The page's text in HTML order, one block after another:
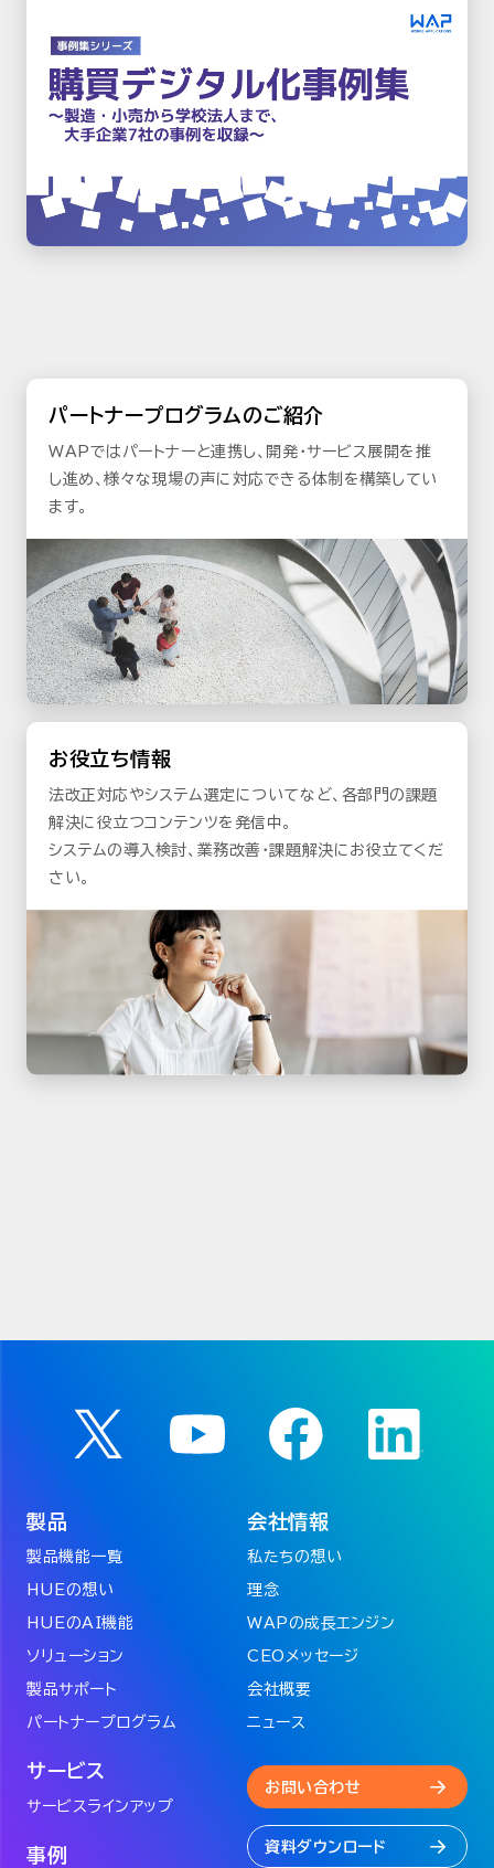
パートナープログラムのご紹介
WAPではパートナーと連携し、開発・サービス展開を推
し進め、様々な現場の声に対応できる体制を構築してい
ます。
お役立ち情報
法改正対応やシステム選定についてなど、各部門の課題
解決に役立つコンテンツを発信中。
システムの導入検討、業務改善・課題解決にお役立てくだ
さい。
製品
製品機能一覧
HUEの想い
HUEのAI機能
ソリューション
製品サポート
パートナープログラム
サービス
サービスラインアップ
事例
会社情報
私たちの想い
理念
WAPの成長エンジン
CEOメッセージ
会社概要
ニュース
お問い合わせ
資料ダウンロード